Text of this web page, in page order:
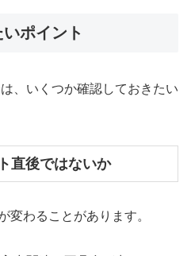
ポイント
、いくつか確認しておきたい
直後ではないか
変わることがあります。